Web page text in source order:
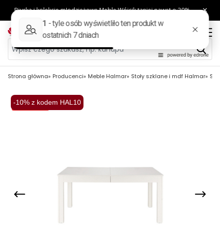
Strona główna Producenci Meble Halmar Stoły szklane i mdf Halmar
-10% z kodem HAL10
Wysyłka 48H